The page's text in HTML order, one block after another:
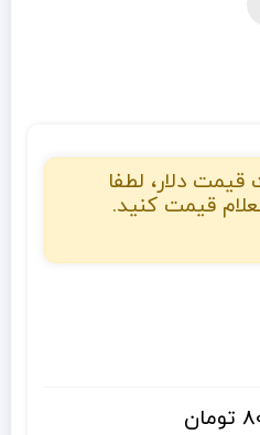
قیمت دلار، لطفا
قیمت کنید.
تومان